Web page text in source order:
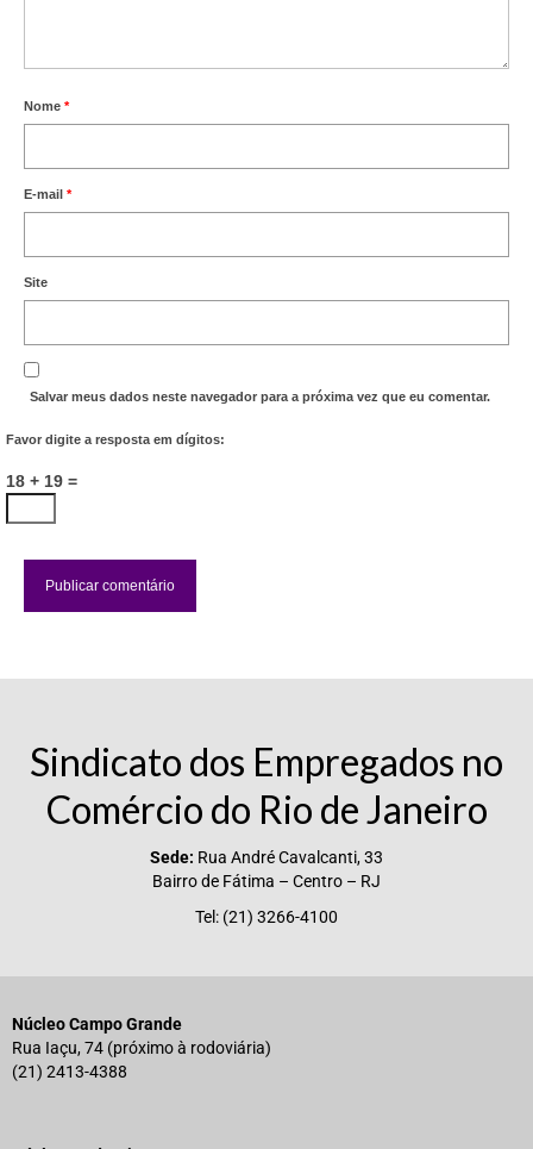
Nome *
E-mail *
Site
Salvar meus dados neste navegador para a próxima vez que eu comentar.
Favor digite a resposta em dígitos:
18 + 19 =
Sindicato dos Empregados no
Comércio do Rio de Janeiro
Sede: Rua André Cavalcanti, 33
Bairro de Fátima – Centro – RJ
Tel: (21) 3266-4100
Núcleo Campo Grande
Rua Iaçu, 74 (próximo à rodoviária)
(21) 2413-4388